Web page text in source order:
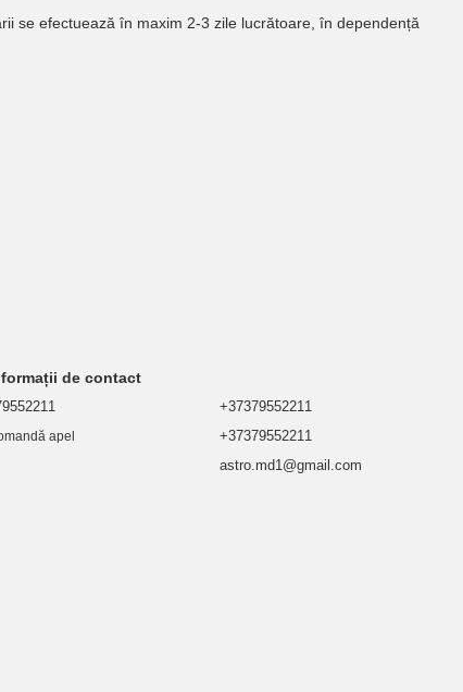
se efectuează în maxim 2-3 zile lucrătoare, în dependență
de contact
apel
+37379552211
+37379552211
astro.md1@gmail.com